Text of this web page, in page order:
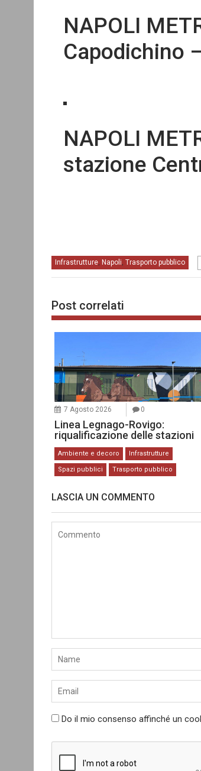
NAPOLI
Capodichino
NAPOLI
stazione
Infrastrutture, Napoli, Trasporto pubblico
Post correlati
7 Agosto 2026 0
Linea Legnago-Rovigo:
riqualificazione delle stazioni
Ambiente e decoro Infrastrutture
Spazi pubblici Trasporto pubblico
LASCIA UN COMMENTO
Do il mio consenso affinché un